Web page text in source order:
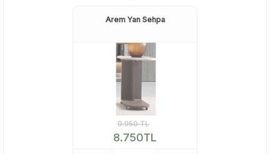
Arem Yan Sehpa
9.950TL
8.750TL